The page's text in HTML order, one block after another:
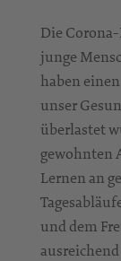
Die
junge
haben
unser
überlastet
gewohnten
Lernen an
und dem